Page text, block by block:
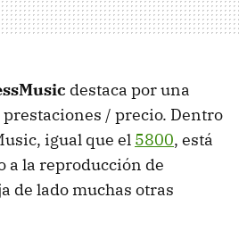
destaca por una
/ precio. Dentro
igual que el 5800, está
a la reproducción de
de lado muchas otras